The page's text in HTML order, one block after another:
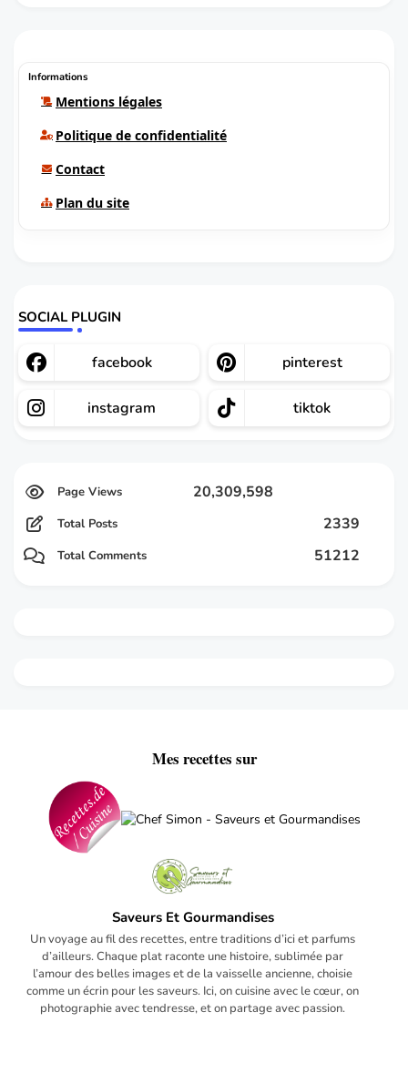
Informations
Mentions légales
Politique de confidentialité
Contact
Plan du site
SOCIAL PLUGIN
facebook pinterest
instagram tiktok
20,309,598
Total Posts 2339
Total Comments 51212
Mes recettes sur
Saveurs Et Gourmandises
Un voyage au fil des recettes, entre traditions d’ici et parfums
d’ailleurs. Chaque plat raconte une histoire, sublimée par
l’amour des belles images et de la vaisselle ancienne, choisie
comme un écrin pour les saveurs. Ici, on cuisine avec le cœur, on
photographie avec tendresse, et on partage avec passion.